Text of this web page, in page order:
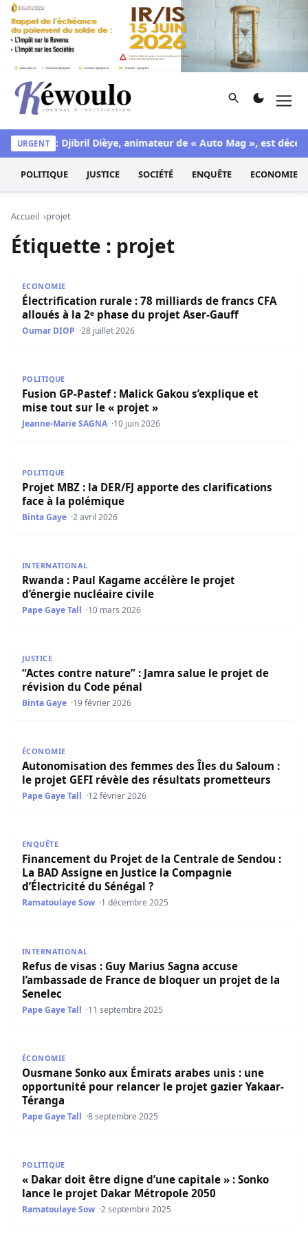
Aller au contenu
Kéwoulo, le premier site d'information et d'investigation
Rechercher
URGENT
en deuil : Djibril Dièye, animateur de « Auto Mag », est décédé
POLITIQUE JUSTICE SOCIÉTÉ ENQUÊTE ECONOMIE
Accueil projet
Étiquette : projet
ECONOMIE
Électrification rurale : 78 milliards de francs CFA
alloués à la 2ᵉ phase du projet Aser-Gauff
Oumar DIOP 28 juillet 2026
POLITIQUE
Fusion GP-Pastef : Malick Gakou s’explique et
mise tout sur le « projet »
Jeanne-Marie SAGNA 10 juin 2026
POLITIQUE
Projet MBZ : la DER/FJ apporte des clarifications
face à la polémique
Binta Gaye 2 avril 2026
INTERNATIONAL
Rwanda : Paul Kagame accélère le projet
d’énergie nucléaire civile
Pape Gaye Tall 10 mars 2026
JUSTICE
“Actes contre nature” : Jamra salue le projet de
révision du Code pénal
Binta Gaye 19 février 2026
ÉCONOMIE
Autonomisation des femmes des Îles du Saloum :
le projet GEFI révèle des résultats prometteurs
Pape Gaye Tall 12 février 2026
ENQUÊTE
Financement du Projet de la Centrale de Sendou :
La BAD Assigne en Justice la Compagnie
d’Électricité du Sénégal ?
Ramatoulaye Sow 1 décembre 2025
INTERNATIONAL
Refus de visas : Guy Marius Sagna accuse
l’ambassade de France de bloquer un projet de la
Senelec
Pape Gaye Tall 11 septembre 2025
ÉCONOMIE
Ousmane Sonko aux Émirats arabes unis : une
opportunité pour relancer le projet gazier Yakaar-
Téranga
Pape Gaye Tall 8 septembre 2025
POLITIQUE
« Dakar doit être digne d’une capitale » : Sonko
lance le projet Dakar Métropole 2050
Ramatoulaye Sow 2 septembre 2025